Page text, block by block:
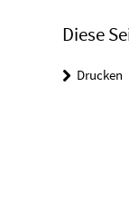
Diese
Drucken